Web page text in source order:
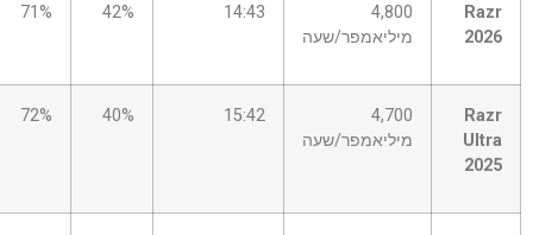
Razr
2026
4,800
מיליאמפר/שעה
14:43
42%
71%
Razr
Ultra
2025
4,700
מיליאמפר/שעה
15:42
40%
72%